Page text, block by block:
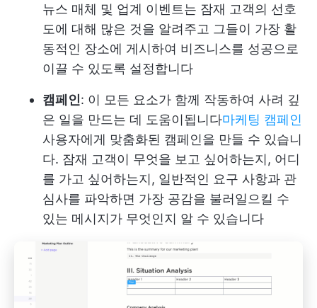
뉴스 매체 및 업계 이벤트는 잠재 고객의 선호
도에 대해 많은 것을 알려주고 그들이 가장 활
동적인 장소에 게시하여 비즈니스를 성공으로
이끌 수 있도록 설정합니다
캠페인: 이 모든 요소가 함께 작동하여 사려 깊
은 일을 만드는 데 도움이됩니다마케팅 캠페인
사용자에게 맞춤화된 캠페인을 만들 수 있습니
다. 잠재 고객이 무엇을 보고 싶어하는지, 어디
를 가고 싶어하는지, 일반적인 요구 사항과 관
심사를 파악하면 가장 공감을 불러일으킬 수
있는 메시지가 무엇인지 알 수 있습니다